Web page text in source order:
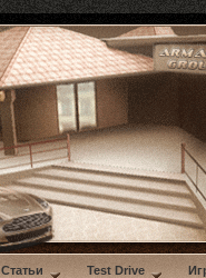
Статьи Test Drive